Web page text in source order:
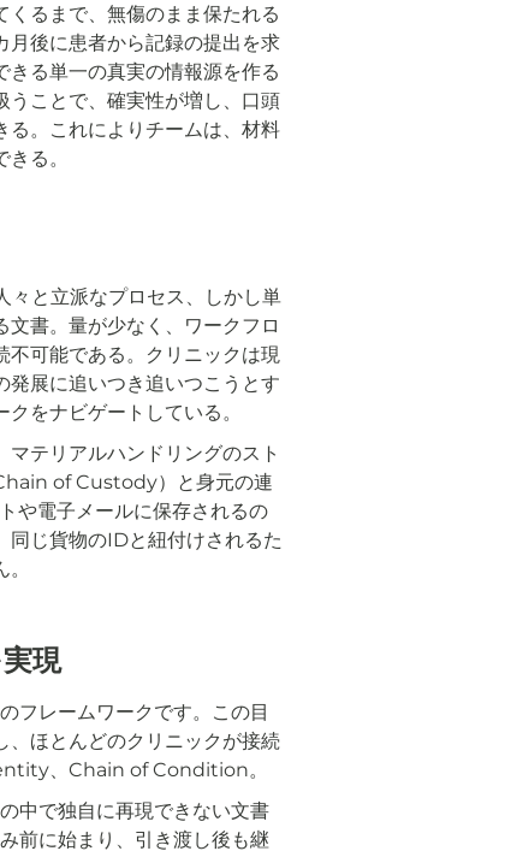
るまで、無傷のまま保たれる
月後に患者から記録の提出を求
る単一の真実の情報源を作る
うことで、確実性が増し、口頭
る。これによりチームは、材料
る。
々と立派なプロセス、しかし単
書。量が少なく、ワークフロ
可能である。クリニックは現
展に追いつき追いつこうとす
をナビゲートしている。
テリアルハンドリングのスト
of Custody）と身元の連
や電子メールに保存されるの
同じ貨物のIDと紐付けされるた
現
レームワークです。この目
、ほとんどのクリニックが接続
、Chain of Condition。
中で独自に再現できない文書
前に始まり、引き渡し後も継